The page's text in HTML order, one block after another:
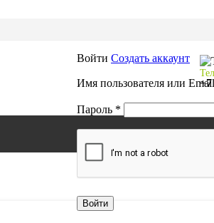
+7
Войти Создать аккаунт
Имя пользователя или
Пароль *
Войти